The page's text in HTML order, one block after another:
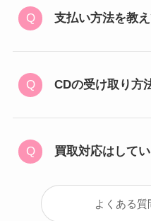
支払い方法を教え
CDの受け取り方
買取対応はして
よくある質